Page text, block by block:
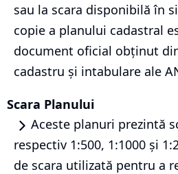
sau la scara disponibilă în
copie a planului cadastral
document oficial obținut
cadastru și intabulare ale
Scara Planului
Aceste planuri prezintă
respectiv 1:500, 1:1000 și
de scara utilizată pentru a